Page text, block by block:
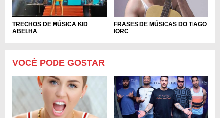
TRECHOS DE MÚSICA KID
ABELHA
FRASES DE MÚSICAS DO TIAGO
IORC
VOCÊ PODE GOSTAR